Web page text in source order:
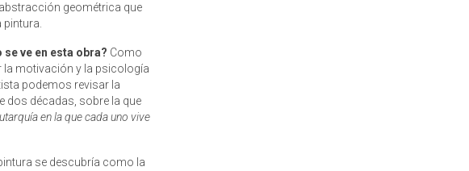
geométrica que
pintura.
ve en esta obra? Como
la motivación y la psicología
podemos revisar la
dos décadas, sobre la que
en la que cada uno vive
se descubría como la